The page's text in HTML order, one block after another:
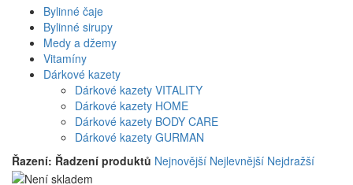
Bylinné čaje
Bylinné sirupy
Medy a džemy
Vitamíny
Dárkové kazety
Dárkové kazety VITALITY
Dárkové kazety HOME
Dárkové kazety BODY CARE
Dárkové kazety GURMAN
Řazení: Řadzení produktů Nejnovější Nejlevnější Nejdražší